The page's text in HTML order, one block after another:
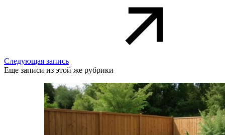
Следующая запись
Еще записи из этой же рубрики